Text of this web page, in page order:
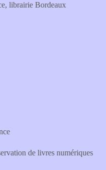
librairie Bordeaux
de livres numériques